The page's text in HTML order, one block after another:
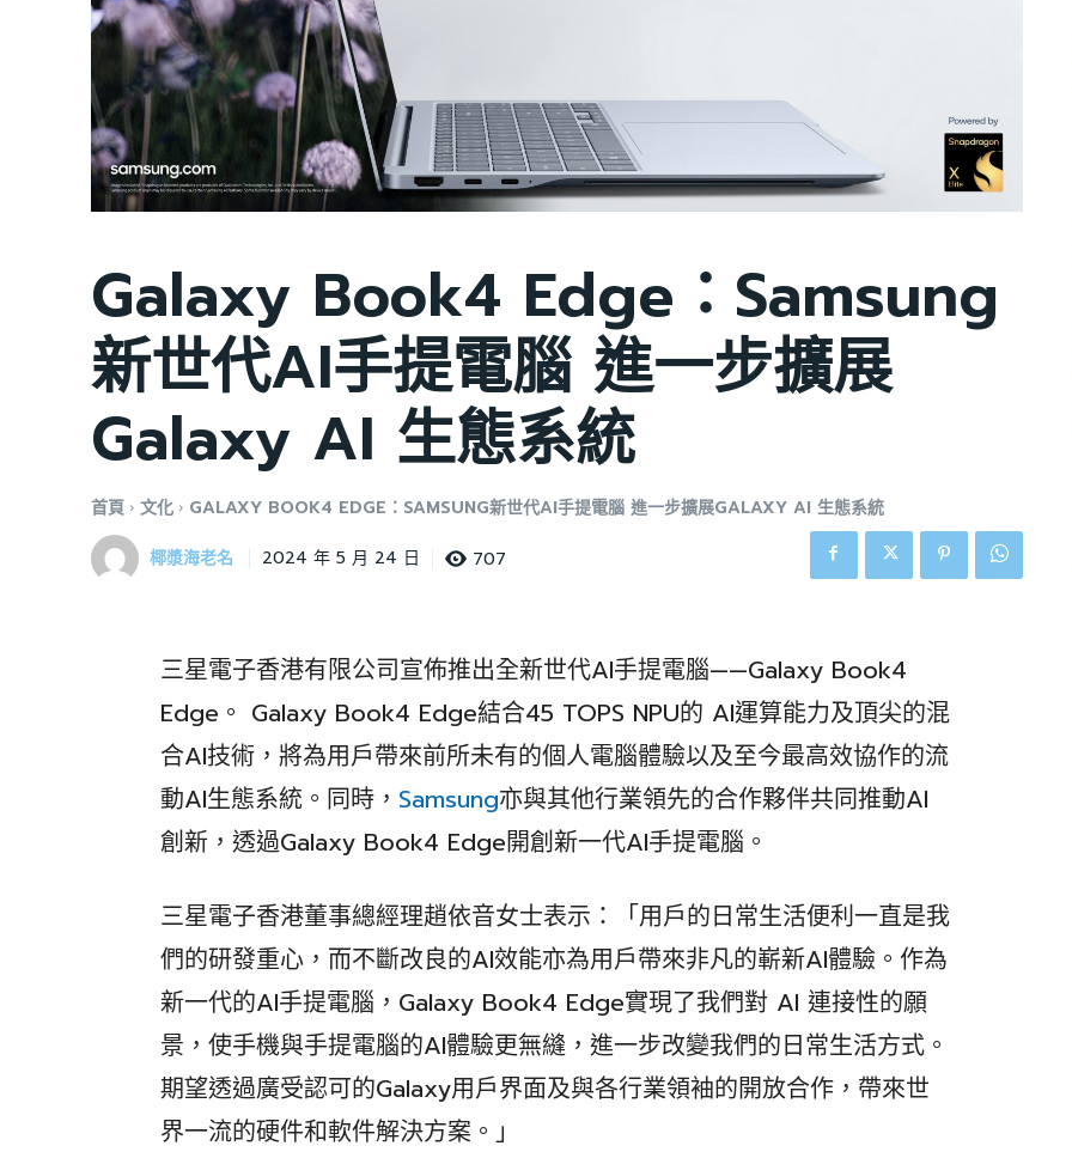
Galaxy Book4 Edge：Samsung
新世代AI手提電腦 進一步擴展
Galaxy AI 生態系統
首頁 文化 GALAXY BOOK4 EDGE：SAMSUNG新世代AI手提電腦 進一步擴展GALAXY AI 生態系統
椰漿海老名 2024 年 5 月 24 日 707
三星電子香港有限公司宣佈推出全新世代AI手提電腦——Galaxy Book4
Edge。 Galaxy Book4 Edge結合45 TOPS NPU的 AI運算能力及頂尖的混
合AI技術，將為用戶帶來前所未有的個人電腦體驗以及至今最高效協作的流
動AI生態系統。同時， Samsung亦與其他行業領先的合作夥伴共同推動AI
創新，透過Galaxy Book4 Edge開創新一代AI手提電腦。
三星電子香港董事總經理趙依音女士表示：「用戶的日常生活便利一直是我
們的研發重心，而不斷改良的AI效能亦為用戶帶來非凡的嶄新AI體驗。作為
新一代的AI手提電腦，Galaxy Book4 Edge實現了我們對 AI 連接性的願
景，使手機與手提電腦的AI體驗更無縫，進一步改變我們的日常生活方式。
期望透過廣受認可的Galaxy用戶界面及與各行業領袖的開放合作，帶來世
界一流的硬件和軟件解決方案。」